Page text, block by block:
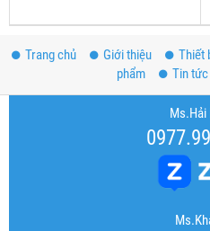
Trang chủ Giới thiệu Thiết
phẩm
Tin tức
Ms.Hải